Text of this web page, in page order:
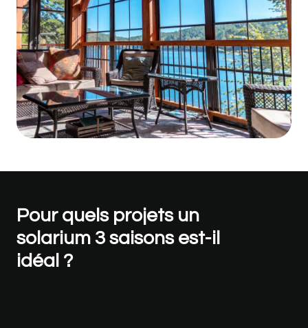
Pour quels projets un
solarium 3 saisons est-il
idéal ?